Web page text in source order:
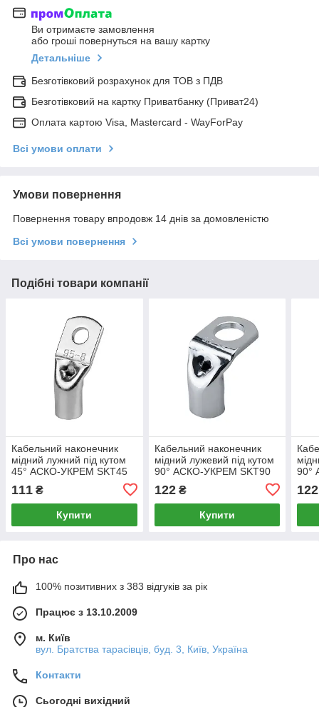
Ви отримаєте замовлення
або гроші повернуться на вашу картку
Детальніше
Безготівковий розрахунок для ТОВ з ПДВ
Безготівковий на картку Приватбанку (Приват24)
Оплата картою Visa, Mastercard - WayForPay
Всі умови оплати
Умови повернення
Повернення товару впродовж 14 днів за домовленістю
Всі умови повернення
Подібні товари компанії
Кабельний наконечник
мідний лужний під кутом
45° АСКО-УКРЕМ SKT45
95 мм2 М8 (A0060220007)
111 ₴
Купити
Кабельний наконечник
мідний лужевий під кутом
90° АСКО-УКРЕМ SKT90
(A0060230013)
122₴
Купити
90°
122
Про нас
100% позитивних з 383 відгуків за рік
Працює з 13.10.2009
м. Київ
вул. Братства тарасівців, буд. 3, Київ, Україна
Контакти
Сьогодні вихідний